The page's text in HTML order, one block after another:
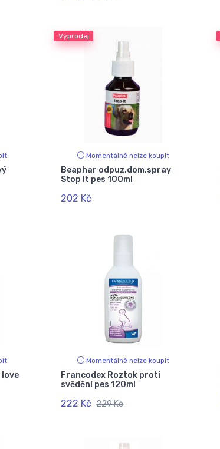
Výprodej
Momentálně nelze koupit
Beaphar odpuz.dom.spray
Stop It pes 100ml
202 Kč
love
Momentálně nelze koupit
Francodex Roztok proti
svědění pes 120ml
222 Kč 229 Kč